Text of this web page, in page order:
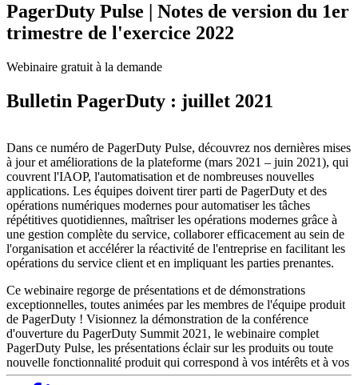
PagerDuty Pulse | Notes de version du 1er
trimestre de l'exercice 2022
Webinaire gratuit à la demande
Bulletin PagerDuty : juillet 2021
Dans ce numéro de PagerDuty Pulse, découvrez nos dernières mises
à jour et améliorations de la plateforme (mars 2021 – juin 2021), qui
couvrent l'IAOP, l'automatisation et de nombreuses nouvelles
applications. Les équipes doivent tirer parti de PagerDuty et des
opérations numériques modernes pour automatiser les tâches
répétitives quotidiennes, maîtriser les opérations modernes grâce à
une gestion complète du service, collaborer efficacement au sein de
l'organisation et accélérer la réactivité de l'entreprise en facilitant les
opérations du service client et en impliquant les parties prenantes.
Ce webinaire regorge de présentations et de démonstrations
exceptionnelles, toutes animées par les membres de l'équipe produit
de PagerDuty ! Visionnez la démonstration de la conférence
d'ouverture du PagerDuty Summit 2021, le webinaire complet
PagerDuty Pulse, les présentations éclair sur les produits ou toute
nouvelle fonctionnalité produit qui correspond à vos intérêts et à vos
besoins.